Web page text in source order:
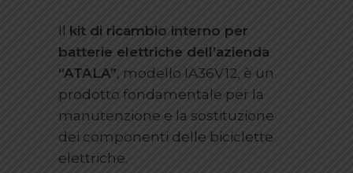
Il kit di ricambio interno per
batterie elettriche dell’azienda
“ATALA”, modello IA36V12, è un
prodotto fondamentale per la
manutenzione e la sostituzione
dei componenti delle biciclette
elettriche.